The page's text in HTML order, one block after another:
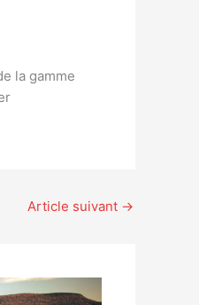
la gamme
Article suivant →